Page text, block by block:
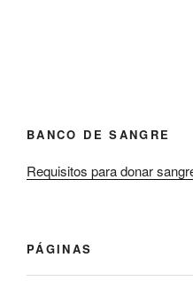
BANCO DE SANGRE
Requisitos para donar
PÁGINAS